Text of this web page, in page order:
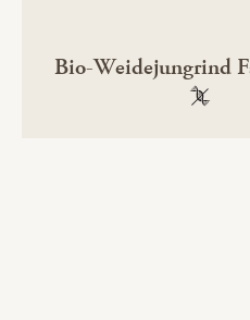
Bio-Weidejungrind
100 %